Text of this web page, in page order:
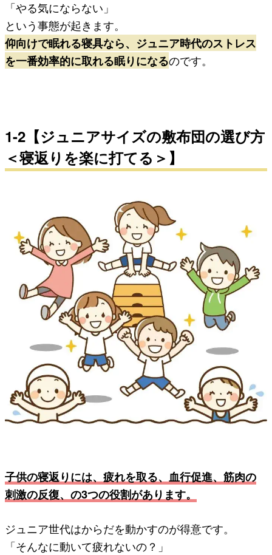
「やる気にならない」
という事態が起きます。
仰向けで眠れる寝具なら、ジュニア時代のストレス
を一番効率的に取れる眠りになるのです。
1-2【ジュニアサイズの敷布団の選び方
＜寝返りを楽に打てる＞】
子供の寝返りには、疲れを取る、血行促進、筋肉の
刺激の反復、の3つの役割があります。
ジュニア世代はからだを動かすのが得意です。
「そんなに動いて疲れないの？」